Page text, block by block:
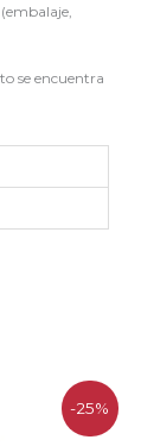
se encuentra
-25%